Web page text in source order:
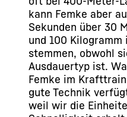
kann Femke aber
Sekunden über 30
und 100 Kilogramm
stemmen, obwohl
Ausdauertyp ist.
Femke im
gute Technik
weil wir die